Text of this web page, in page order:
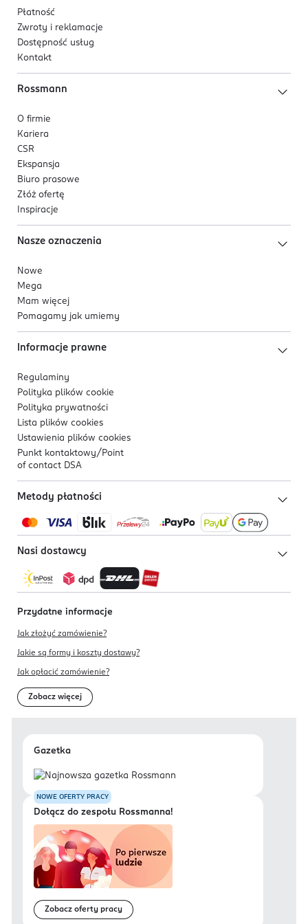
Płatność
Zwroty i reklamacje
Dostępność usług
Kontakt
Rossmann
O firmie
Kariera
CSR
Ekspansja
Biuro prasowe
Złóż ofertę
Inspiracje
Nasze oznaczenia
Nowe
Mega
Mam więcej
Pomagamy jak umiemy
Informacje prawne
Regulaminy
Polityka plików cookie
Polityka prywatności
Lista plików cookies
Ustawienia plików cookies
Punkt kontaktowy/ Point
of contact DSA
Metody płatności
Nasi dostawcy
Przydatne informacje
Jak złożyć zamówienie?
Jakie są formy i koszty dostawy?
Jak opłacić zamówienie?
Zobacz więcej
Gazetka
NOWE OFERTY PRACY
Dołącz do zespołu Rossmanna!
Zobacz oferty pracy